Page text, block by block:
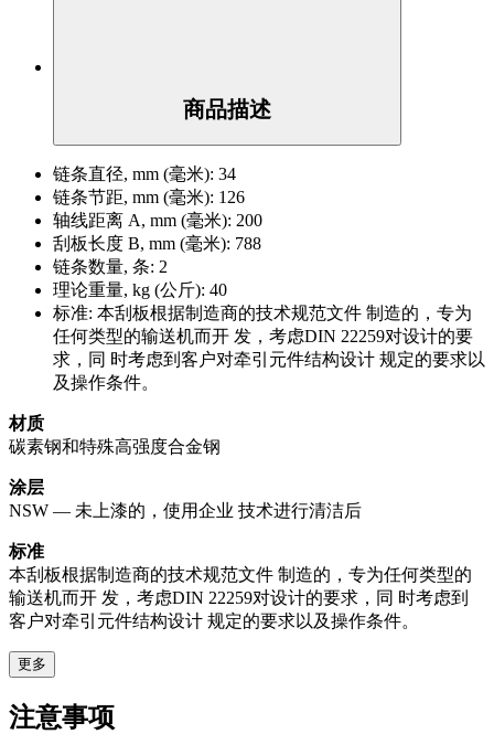
商品描述
链条直径, mm (毫米): 34
链条节距, mm (毫米): 126
轴线距离 A, mm (毫米): 200
刮板长度 B, mm (毫米): 788
链条数量, 条: 2
理论重量, kg (公斤): 40
标准: 本刮板根据制造商的技术规范文件 制造的，专为
任何类型的输送机而开 发，考虑DIN 22259对设计的要
求，同 时考虑到客户对牵引元件结构设计 规定的要求以
及操作条件。
材质
碳素钢和特殊高强度合金钢
涂层
NSW — 未上漆的，使用企业 技术进行清洁后
标准
本刮板根据制造商的技术规范文件 制造的，专为任何类型的
输送机而开 发，考虑DIN 22259对设计的要求，同 时考虑到
客户对牵引元件结构设计 规定的要求以及操作条件。
更多
注意事项